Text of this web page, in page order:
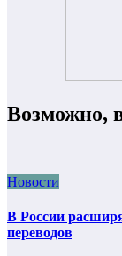
Возможно,
Новости
В России
переводов